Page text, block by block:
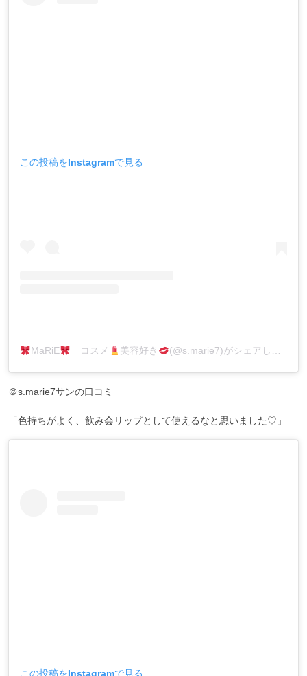
この投稿をInstagramで見る
MaRiE コスメ 美容好き (@s.marie7)がシェアした投稿
＠s.marie7サンの口コミ
「色持ちがよく、飲み会リップとして使えるなと思いました♡」
この投稿をInstagramで見る